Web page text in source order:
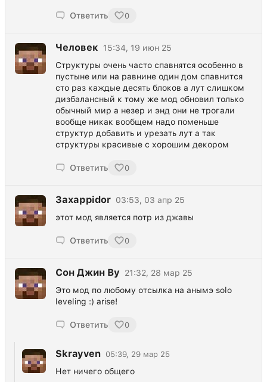
Ответить 0
Человек
15:34, 19 июн 25
Структуры очень часто спавнятся особенно в
пустыне или на равнине один дом спавнится
сто раз каждые десять блоков а лут слишком
дизбалансный к тому же мод обновил только
обычный мир а незер и энд они не трогали
вообще никак вообщем надо поменьше
структур добавить и урезать лут а так
структуры красивые с хорошим декором
Ответить 0
Захарpidor 03:53, 03 апр 25
этот мод является потр из джавы
Ответить 0
Сон Джин Ву
21:32, 28 мар 25
Это мод по любому отсылка на анымэ solo
leveling :) arise!
Ответить 0
Skrayven 05:39, 29 мар 25
Нет ничего общего